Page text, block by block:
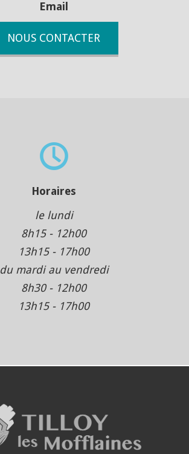
Email
NOUS CONTACTER
Horaires
le lundi
8h15 - 12h00
13h15 - 17h00
du mardi au vendredi
8h30 - 12h00
13h15 - 17h00